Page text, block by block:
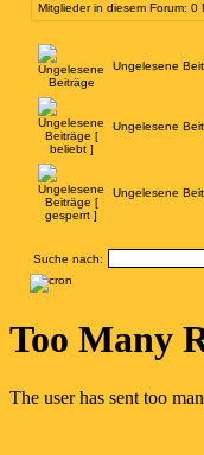
Mitglieder in diesem Forum: 0
Ungelesene
Ungelesene
Ungelesene
Suche nach: